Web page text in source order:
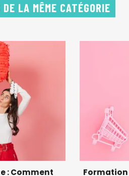
LA MÊME CATÉGORIE
: Comment